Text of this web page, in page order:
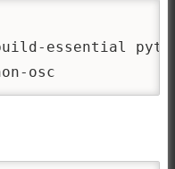
essential
osc